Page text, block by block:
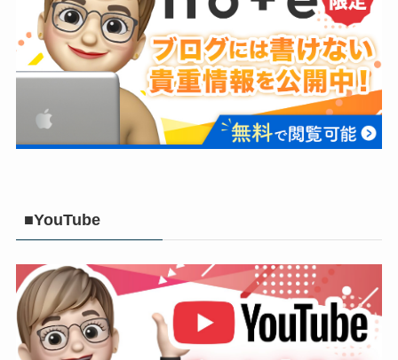
■YouTube